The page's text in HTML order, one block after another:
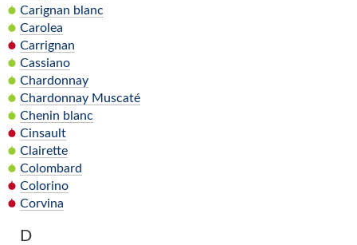
Carignan blanc
Carolea
Carrignan
Cassiano
Chardonnay
Chardonnay Muscaté
Chenin blanc
Cinsault
Clairette
Colombard
Colorino
Corvina
D